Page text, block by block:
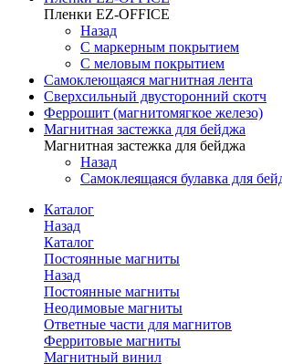
Пленки EZ-OFFICE
Назад
С маркерным покрытием
С меловым покрытием
Самоклеющаяся магнитная лента
Сверхсильный двусторонний скотч
Феррошит (магнитомягкое железо)
Магнитная застежка для бейджа
Магнитная застежка для бейджа
Назад
Самоклеящаяся булавка для
Каталог
Назад
Каталог
Постоянные магниты
Назад
Постоянные магниты
Неодимовые магниты
Ответные части для магнитов
Ферритовые магниты
Магнитный винил